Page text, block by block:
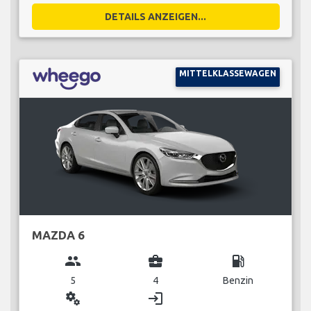
DETAILS ANZEIGEN...
MITTELKLASSEWAGEN
MAZDA 6
group
5
business_center
4
local_gas_station
Benzin
miscellaneous_services login